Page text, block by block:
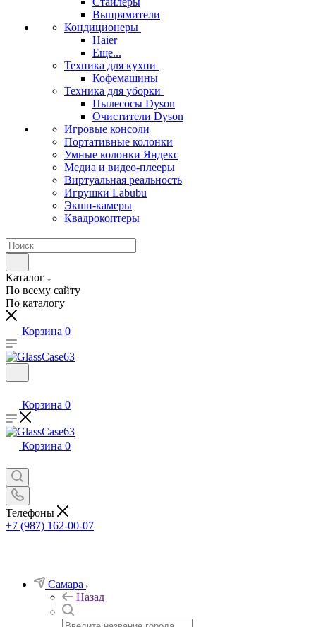
Выпрямители
Кондиционеры
Haier
Еще...
Техника для кухни
Кофемашины
Техника для уборки
Пылесосы Dyson
Очистители Dyson
Игровые консоли
Портативные колонки
Умные колонки Яндекс
Медиа и видео-плееры
Виртуальная реальность
Игрушки Labubu
Экшн-камеры
Квадрокоптеры
Каталог
По всему сайту
По каталогу
Корзина 0
Корзина 0
Корзина 0
Телефоны
+7 (987) 162-00-07
Самара
Назад